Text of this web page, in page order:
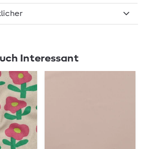
Interessant